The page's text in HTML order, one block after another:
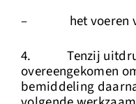
– het voeren
4. Tenzij
overeengekomen
bemiddeling